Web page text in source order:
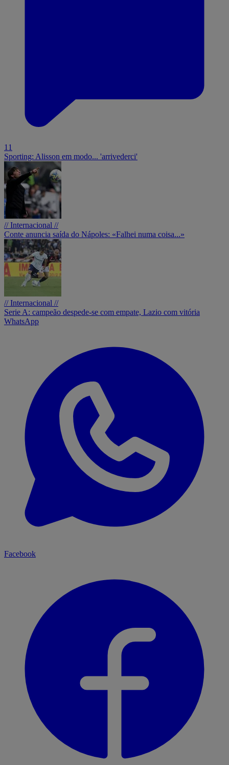
11
Sporting: Alisson em modo... 'arrivederci'
// Internacional //
Conte anuncia saída do Nápoles: «Falhei numa coisa...»
// Internacional //
Serie A: campeão despede-se com empate, Lazio com vitória
WhatsApp
Facebook